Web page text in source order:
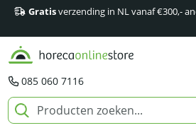
Gratisverzending in NL vanaf €300,-
085 060 7116